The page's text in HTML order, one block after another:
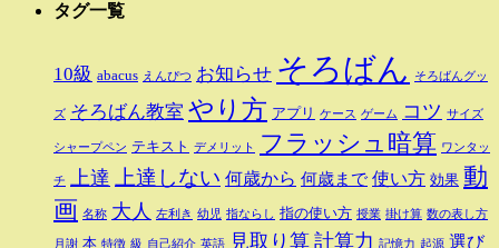
タグ一覧
10級 abacus えんぴつ お知らせ そろばん そろばんグッ
ズ そろばん教室 やり方 アプリ ケース ゲーム コツ サイズ
シャープペン テキスト デメリット フラッシュ暗算 ワンタッ
チ 上達 上達しない 何歳から 何歳まで 使い方 効果 動
画 名称 大人 左利き 幼児 指ならし 指の使い方 授業 掛け算 数の表し方
月謝 本 特徴 級 自己紹介 英語 見取り算 計算力 記憶力 起源 選び